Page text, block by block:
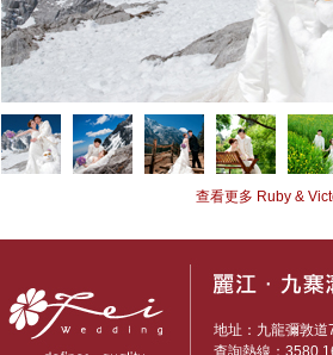
查看更多 Ruby &
地址：九龍彌敦
查詢熱線：3580